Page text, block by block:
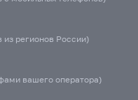
из регионов России)
вашего оператора)